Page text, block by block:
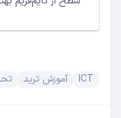
ICT آموزش ترید